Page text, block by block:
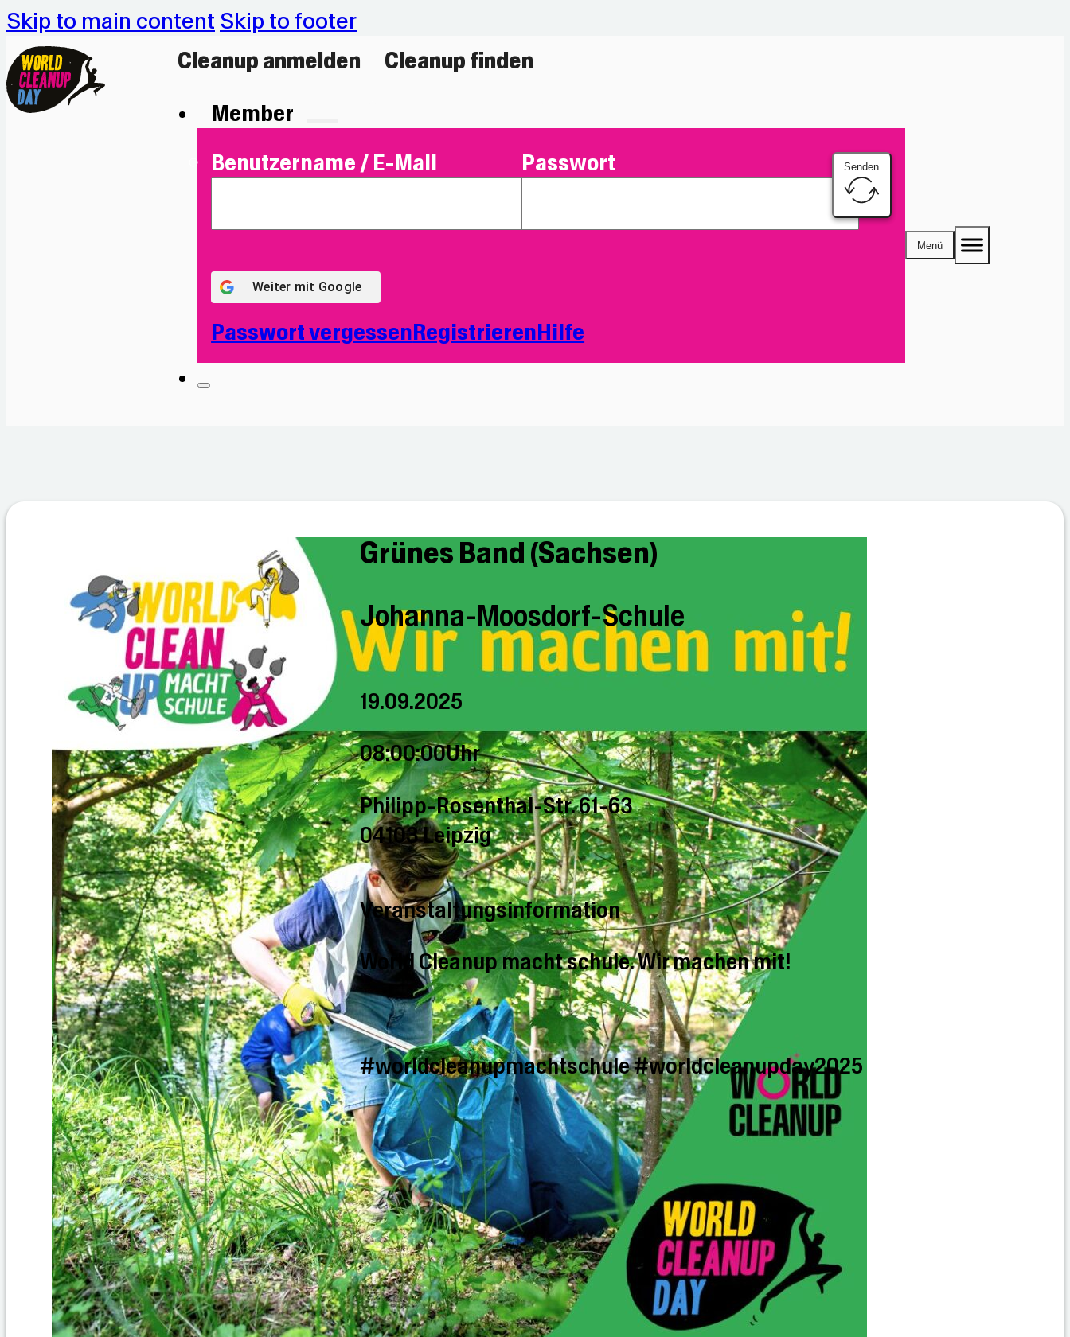
Skip to main content Skip to footer
Cleanup anmelden
Cleanup finden
Member
Benutzername / E-Mail Passwort Senden
Weiter mit Google
Passwort vergessen Registrieren Hilfe
Menü
Grünes Band (Sachsen)
Johanna-Moosdorf-Schule
19.09.2025
08:00:00Uhr
Philipp-Rosenthal-Str. 61-63
04103 Leipzig
Veranstaltungsinformation
World Cleanup macht schule. Wir machen mit!
#worldcleanupmachtschule #worldcleanupday2025